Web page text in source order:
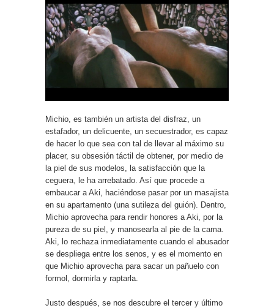
Michio, es también un artista del disfraz, un
estafador, un delicuente, un secuestrador, es capaz
de hacer lo que sea con tal de llevar al máximo su
placer, su obsesión táctil de obtener, por medio de
la piel de sus modelos, la satisfacción que la
ceguera, le ha arrebatado. Así que procede a
embaucar a Aki, haciéndose pasar por un masajista
en su apartamento (una sutileza del guión). Dentro,
Michio aprovecha para rendir honores a Aki, por la
pureza de su piel, y manosearla al pie de la cama.
Aki, lo rechaza inmediatamente cuando el abusador
se despliega entre los senos, y es el momento en
que Michio aprovecha para sacar un pañuelo con
formol, dormirla y raptarla.
Justo después, se nos descubre el tercer y último